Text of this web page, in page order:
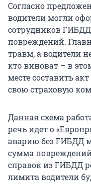
Согласно
водители могли
сотрудников
повреждений.
травм, а водители
кто виноват – в
месте составить
свою страховую
Данная схема
речь идет о
аварию без ГИБДД
сумма
справок из ГИБДД
лимита водители